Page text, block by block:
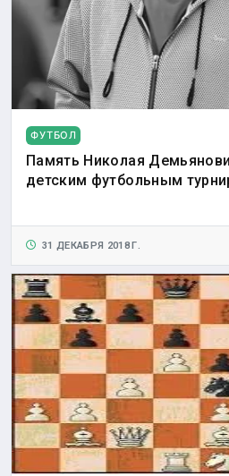
ФУТБОЛ
Память Николая
детским футбольным
31 ДЕКАБРЯ 2018 Г.